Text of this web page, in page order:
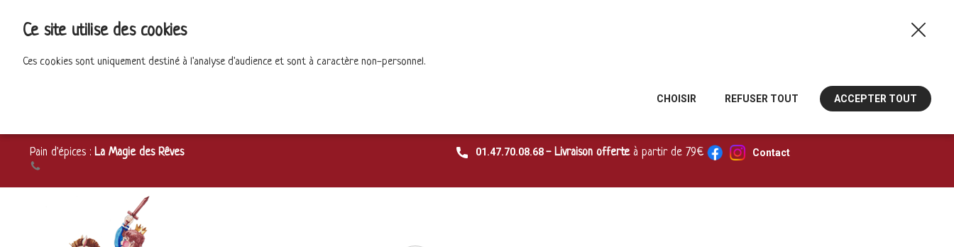
Pain d'épices : La Magie des Rêves 01.47.70.08.68- Livraison offerte à partir de 79€ Contact
Ce site utilise des cookies
Ces cookies sont uniquement destiné à l'analyse d'audience et sont à caractère non-personnel.
CHOISIR REFUSER TOUT ACCEPTER TOUT